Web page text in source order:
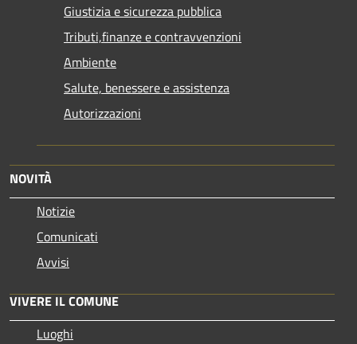
Giustizia e sicurezza pubblica
Tributi,finanze e contravvenzioni
Ambiente
Salute, benessere e assistenza
Autorizzazioni
NOVITÀ
Notizie
Comunicati
Avvisi
VIVERE IL COMUNE
Luoghi